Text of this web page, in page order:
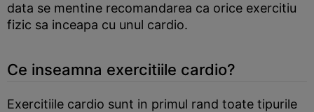
data se mentine recomandarea ca orice exercitiu
fizic sa inceapa cu unul cardio.
Ce inseamna exercitiile cardio?
Exercitiile cardio sunt in primul rand toate tipurile